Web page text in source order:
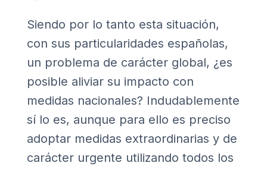
Siendo por lo tanto esta situación,
con sus particularidades españolas,
un problema de carácter global, ¿es
posible aliviar su impacto con
medidas nacionales? Indudablemente
sí lo es, aunque para ello es preciso
adoptar medidas extraordinarias y de
carácter urgente utilizando todos los